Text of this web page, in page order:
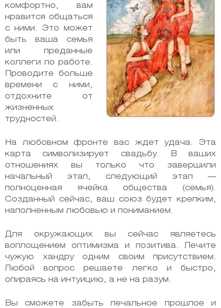
комфортно, вам
нравится общаться
с ними. Это может
быть ваша семья
или преданные
коллеги по работе.
Проводите больше
времени с ними,
отдохните от
жизненных
трудностей.
На любовном фронте вас ждет удача. Эта
карта символизирует свадьбу. В ваших
отношениях вы только что завершили
начальный этап, следующий этап —
полноценная ячейка общества (семья).
Созданный сейчас, ваш союз будет крепким,
наполненным любовью и пониманием.
Для окружающих вы сейчас являетесь
воплощением оптимизма и позитива. Лечите
чужую хандру одним своим присутствием.
Любой вопрос решаете легко и быстро,
опираясь на интуицию, а не на разум.
Вы сможете забыть печальное прошлое и